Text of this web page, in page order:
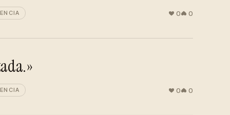
0 0
0 0